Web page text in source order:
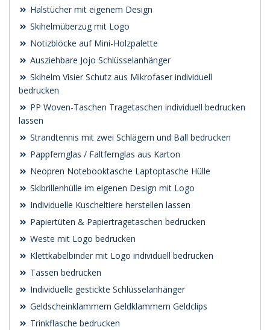
Halstücher mit eigenem Design
Skihelmüberzug mit Logo
Notizblöcke auf Mini-Holzpalette
Ausziehbare Jojo Schlüsselanhänger
Skihelm Visier Schutz aus Mikrofaser individuell
bedrucken
PP Woven-Taschen Tragetaschen individuell bedrucken
lassen
Strandtennis mit zwei Schlägern und Ball bedrucken
Pappfernglas / Faltfernglas aus Karton
Neopren Notebooktasche Laptoptasche Hülle
Skibrillenhülle im eigenen Design mit Logo
Individuelle Kuscheltiere herstellen lassen
Papiertüten & Papiertragetaschen bedrucken
Weste mit Logo bedrucken
Klettkabelbinder mit Logo individuell bedrucken
Tassen bedrucken
Individuelle gestickte Schlüsselanhänger
Geldscheinklammern Geldklammern Geldclips
Trinkflasche bedrucken